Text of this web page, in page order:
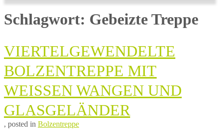
Schlagwort: Gebeizte Treppe
VIERTELGEWENDELTE
BOLZENTREPPE MIT
WEISSEN WANGEN UND G
LASGELÄNDER
13.
von
, posted in Bolzentreppe